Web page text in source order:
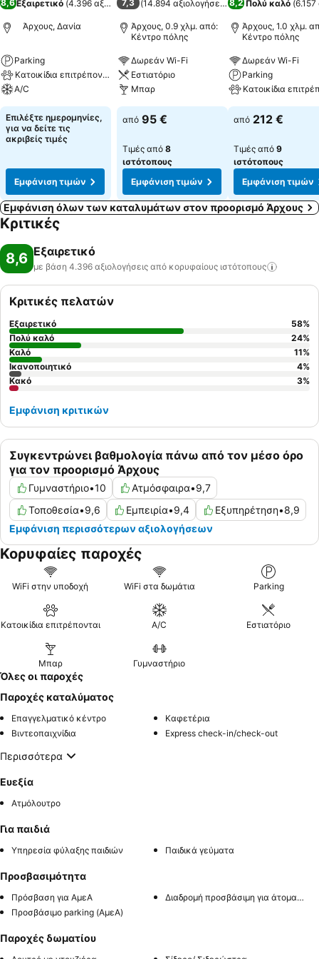
8,6Εξαιρετικό (4.396 αξιολογήσεις)
Άρχους, Δανία
Parking
Κατοικίδια επιτρέπονται
A/C
Επιλέξτε ημερομηνίες,
για να δείτε τις
ακριβείς τιμές
Εμφάνιση τιμών
7,3 (14.894 αξιολογήσεις)
Άρχους, 0.9 χλμ. από:
Κέντρο πόλης
Δωρεάν Wi-Fi
Εστιατόριο
Μπαρ
από 95 €
Τιμές από 8
ιστότοπους
Εμφάνιση τιμών
8,2 Πολύ καλό (6.157
Άρχους, 1.0 χλμ.
Κέντρο πόλης
Δωρεάν Wi-Fi
Parking
Κατοικίδια
από 212 €
Τιμές από 9
ιστότοπους
Εμφάνιση τιμών
Εμφάνιση όλων των καταλυμάτων στον προορισμό Άρχους
Κριτικές
8,6 Εξαιρετικό
με βάση 4.396 αξιολογήσεις από κορυφαίους ιστότοπους
Συγκεντρώνει βαθμολογία πάνω από τον μέσο όρο
για τον προορισμό Άρχους
Γυμναστήριο•10 Ατμόσφαιρα•9,7
Τοποθεσία•9,6 Εμπειρία•9,4 Εξυπηρέτηση•8,9
Εμφάνιση περισσότερων αξιολογήσεων
Κριτικές πελατών
Εξαιρετικό 58%
Πολύ καλό
24%
Καλό
11%
Ικανοποιητικό
4%
Κακό
3%
Εμφάνιση κριτικών
Κορυφαίες παροχές
WiFi στην υποδοχή WiFi στα δωμάτια Parking
Κατοικίδια επιτρέπονται A/C Εστιατόριο
Μπαρ Γυμναστήριο
Όλες οι παροχές
Παροχές καταλύματος
Επαγγελματικό κέντρο
Καφετέρια
Βιντεοπαιχνίδια
Express check-in/check-out
Περισσότερα
Ευεξία
Ατμόλουτρο
Για παιδιά
Υπηρεσία φύλαξης παιδιών Παιδικά γεύματα
Προσβασιμότητα
Πρόσβαση για ΑμεΑ
Διαδρομή προσβάσιμη για άτομα με αναπηρία
Προσβάσιμο parking (ΑμεΑ)
Παροχές δωματίου